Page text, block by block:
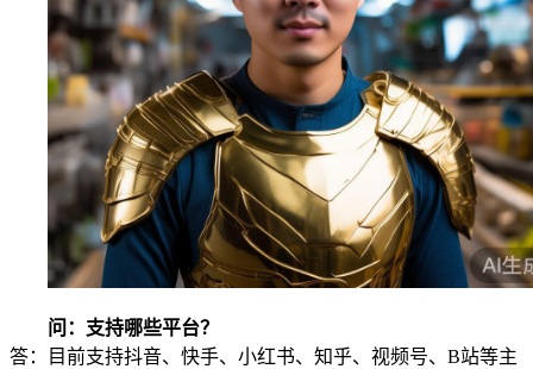
问：支持哪些平台？
答：目前支持抖音、快手、小红书、知乎、视频号、B站等主